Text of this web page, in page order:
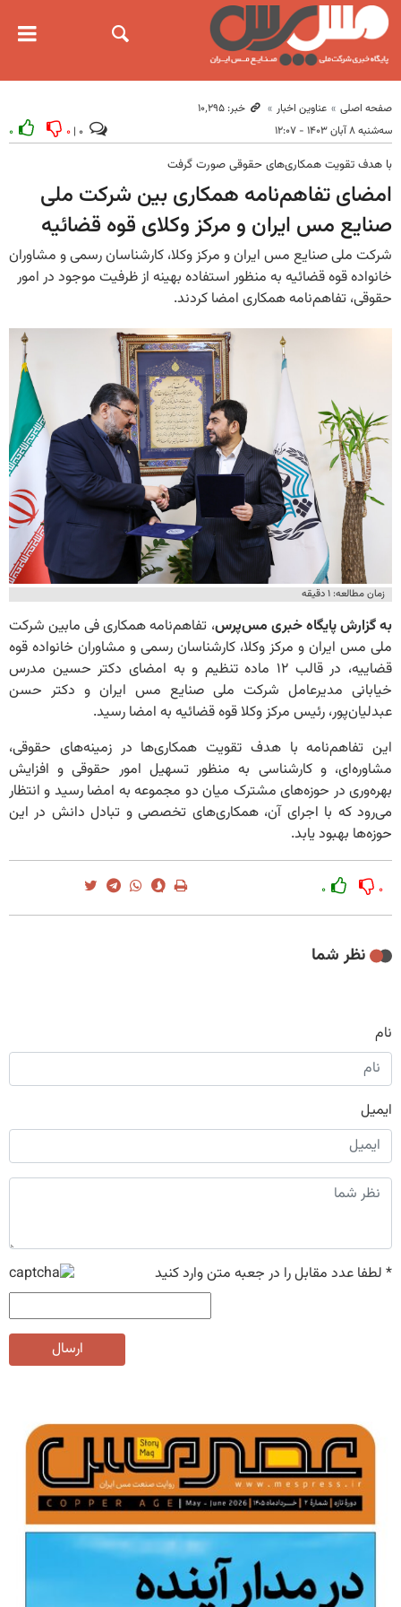
صفحه اصلی عناوین اخبار
خبر: ۱۰٬۲۹۵
سه‌شنبه ۸ آبان ۱۴۰۳ - ۱۲:۰۷
۰ ۰
با هدف تقویت همکاری‌های حقوقی صورت گرفت
امضای تفاهم‌نامه همکاری بین شرکت ملی
صنایع مس ایران و مرکز وکلای قوه قضائیه
زمان مطالعه: ۱ دقیقه
شرکت ملی صنایع مس ایران و مرکز وکلا، کارشناسان رسمی و مشاوران
خانواده قوه قضائیه به منظور استفاده بهینه از ظرفیت موجود در امور
حقوقی، تفاهم‌نامه همکاری امضا کردند.
به گزارش پایگاه خبری مس‌پرس، تفاهم‌نامه همکاری فی مابین شرکت
ملی مس ایران و مرکز وکلا، کارشناسان رسمی و مشاوران خانواده قوه
قضاییه، در قالب ۱۲ ماده تنظیم و به امضای دکتر حسین مدرس
خیابانی مدیرعامل شرکت ملی صنایع مس ایران و دکتر حسن
عبدلیان‌پور، رئیس مرکز وکلا قوه قضائیه به امضا رسید.
این تفاهم‌نامه با هدف تقویت همکاری‌ها در زمینه‌های حقوقی،
مشاوره‌ای، و کارشناسی به منظور تسهیل امور حقوقی و افزایش
بهره‌وری در حوزه‌های مشترک میان دو مجموعه به امضا رسید و انتظار
می‌رود که با اجرای آن، همکاری‌های تخصصی و تبادل دانش در این
حوزه‌ها بهبود یابد.
۰ ۰
نظر شما
نام
ایمیل
* لطفا عدد مقابل را در جعبه متن وارد کنید
ارسال